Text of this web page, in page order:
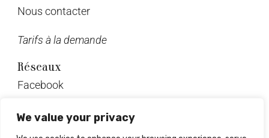
We value your privacy
Nous contacter
Tarifs à la demande
Réseaux
Facebook
Instagram